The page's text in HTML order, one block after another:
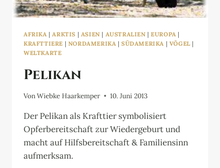
AFRIKA |ARKTIS | ASIEN | AUSTRALIEN |EUROPA |
KRAFTTIERE | NORDAMERIKA |SÜDAMERIKA | VÖGEL |
WELTKARTE
Pelikan
VonWiebke Haarkemper 10. Juni 2013
Der Pelikan als Krafttier symbolisiert
Opferbereitschaft zur Wiedergeburt und
macht auf Hilfsbereitschaft & Familiensinn
aufmerksam.